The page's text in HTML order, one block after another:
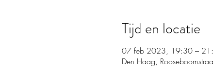
Tijd en locatie
07 feb 2023, 19:30 –
Den Haag,